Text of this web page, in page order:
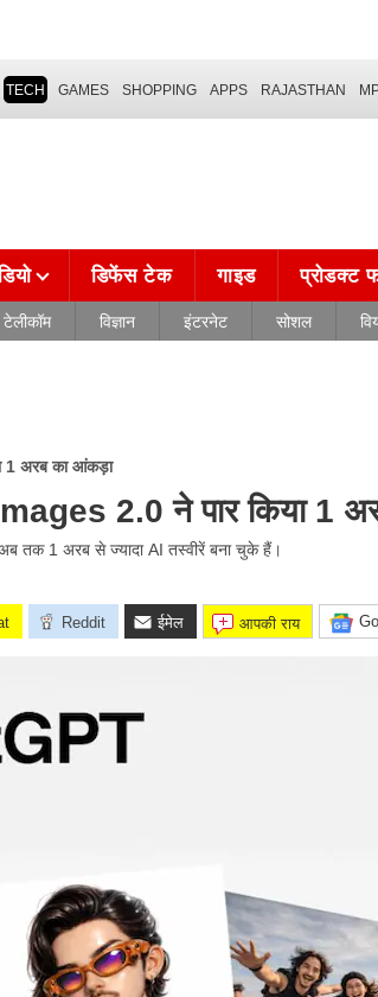
TECH GAMES SHOPPING APPS RAJASTHAN
डिफेंस टेक गाइड प्रोडक्ट
टेलीकॉम विज्ञान इंटरनेट सोशल
1 अरब का आंकड़ा
2.0 ने पार किया 1
तक 1 अरब से ज्यादा AI तस्वीरें बना चुके हैं।
Reddit ईमेल आपकी राय